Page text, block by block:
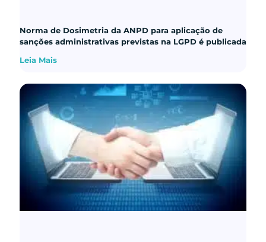
Norma de Dosimetria da ANPD para aplicação de
sanções administrativas previstas na LGPD é publicada
Leia Mais